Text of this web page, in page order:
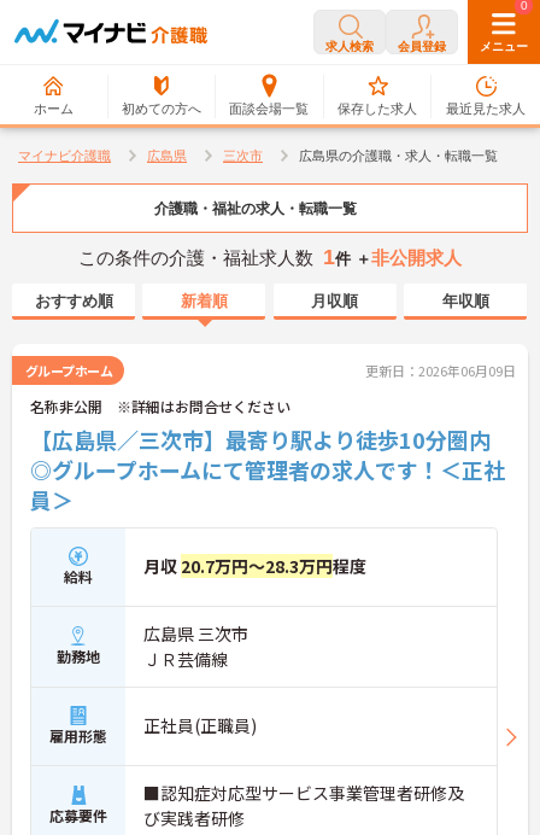
求人検索 会員登録 メニュー
ホーム 初めての方へ 面談会場一覧
0
保存した求人
0
最近見た求人
マイナビ介護職 広島県 三次市 広島県の介護職・求人・転職一覧
介護職・福祉の求人・転職一覧
この条件の介護・福祉求人数 1件 ＋非公開求人
おすすめ順 新着順 月収順 年収順
グループホーム 更新日：2026年06月09日
名称非公開 ※詳細はお問合せください
【広島県／三次市】最寄り駅より徒歩10分圏内
◎グループホームにて管理者の求人です！＜正社
員＞
給料 月収 20.7万円～28.3万円程度
勤務地
広島県 三次市
ＪＲ芸備線
雇用形態 正社員(正職員)
応募要件
■認知症対応型サービス事業管理者研修及
び実践者研修